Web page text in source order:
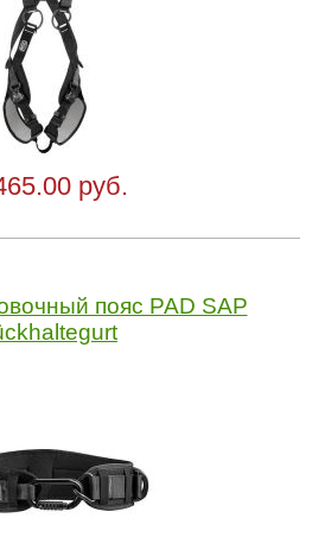
руб.
пояс PAD SAP